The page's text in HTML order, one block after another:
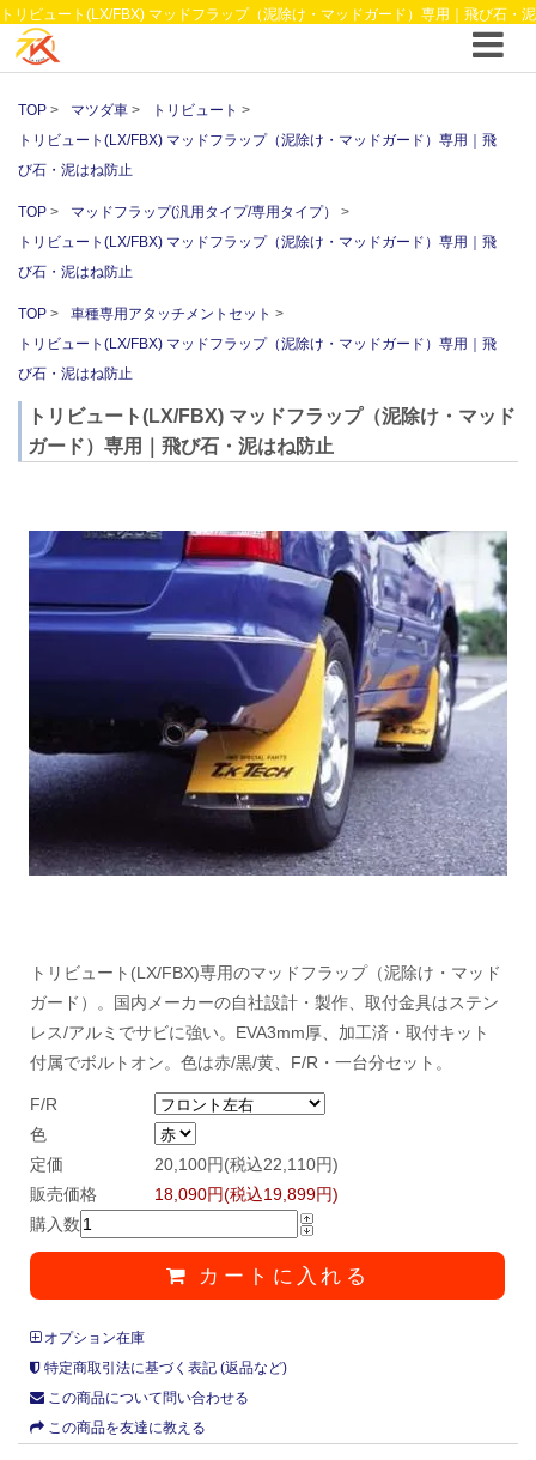
トリビュート(LX/FBX) マッドフラップ（泥除け・マッドガード）専用｜飛び石・泥
はね防止 ｜ マッドフラップ(汎用タイプ/専用タイプ） ｜4WDやSUVのカスタム パ
ーツと12vクーラーから 車中泊/キャンピング部品までご提案の T.K TECH 埼玉
TOP マツダ車
トリビュート
トリビュート(LX/FBX) マッドフラップ（泥除け・マッドガード）専用｜飛
び石・泥はね防止
TOP
マッドフラップ(汎用タイプ/専用タイプ）
トリビュート(LX/FBX) マッドフラップ（泥除け・マッドガード）専用｜飛
び石・泥はね防止
TOP
車種専用アタッチメントセット
トリビュート(LX/FBX) マッドフラップ（泥除け・マッドガード）専用｜飛
び石・泥はね防止
トリビュート(LX/FBX) マッドフラップ（泥除け・マッド
ガード）専用｜飛び石・泥はね防止
トリビュート(LX/FBX)専用のマッドフラップ（泥除け・マッド
ガード）。国内メーカーの自社設計・製作、取付金具はステン
レス/アルミでサビに強い。EVA3mm厚、加工済・取付キット
付属でボルトオン。色は赤/黒/黄、F/R・一台分セット。
F/R
色
定価
20,100円(税込22,110円)
販売価格
18,090円(税込19,899円)
購入数
カートに入れる
オプション在庫
特定商取引法に基づく表記 (返品など)
この商品について問い合わせる
この商品を友達に教える